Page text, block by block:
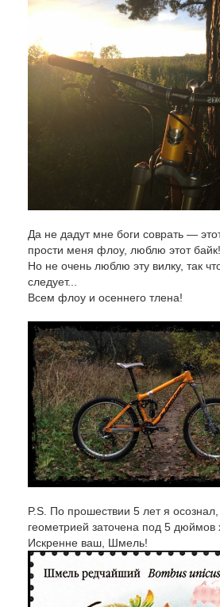
Да не дадут мне боги соврать —
прости меня флоу, люблю этот байк!
Но не очень люблю эту вилку, так
следует...
Всем флоу и осеннего тлена!
P.S. По прошествии 5 лет я
геометрией заточена под 5 дюймов
Искренне ваш, Шмель!